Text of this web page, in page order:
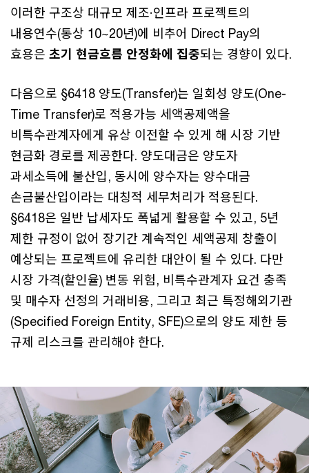
이러한 구조상 대규모 제조·인프라 프로젝트의
내용연수(통상 10~20년)에 비추어 Direct Pay의
효용은 초기 현금흐름 안정화에 집중되는 경향이 있다.
다음으로 §6418 양도(Transfer)는 일회성 양도(One-
Time Transfer)로 적용가능 세액공제액을
비특수관계자에게 유상 이전할 수 있게 해 시장 기반
현금화 경로를 제공한다. 양도대금은 양도자
과세소득에 불산입, 동시에 양수자는 양수대금
손금불산입이라는 대칭적 세무처리가 적용된다.
§6418은 일반 납세자도 폭넓게 활용할 수 있고, 5년
제한 규정이 없어 장기간 계속적인 세액공제 창출이
예상되는 프로젝트에 유리한 대안이 될 수 있다. 다만
시장 가격(할인율) 변동 위험, 비특수관계자 요건 충족
및 매수자 선정의 거래비용, 그리고 최근 특정해외기관
(Specified Foreign Entity, SFE)으로의 양도 제한 등
규제 리스크를 관리해야 한다.